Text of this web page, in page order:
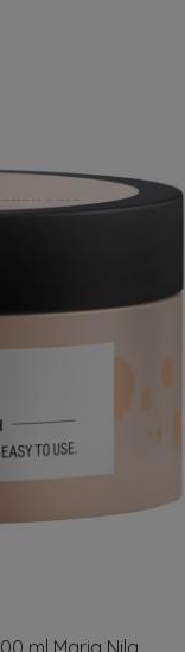
ml Maria Nila